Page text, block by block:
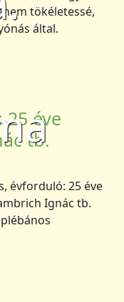
tökéletessé,
által.
éve
tb.
évforduló: 25 éve
Ignác tb.